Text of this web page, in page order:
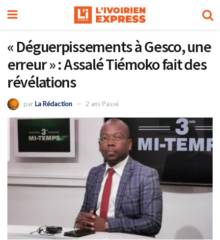
« Déguerpissements à Gesco, une
erreur » : Assalé Tiémoko fait des
révélations
parLa Rédaction 2 ans Passé